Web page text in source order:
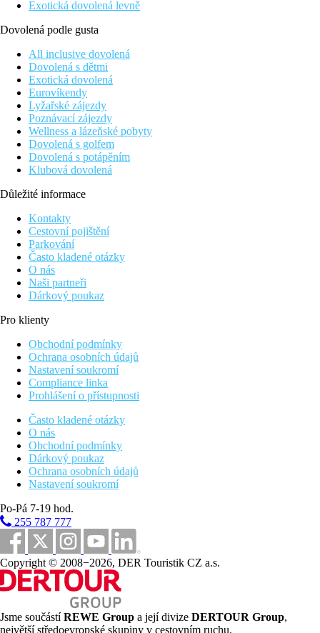
Exotická dovolená levně
Dovolená podle gusta
All inclusive dovolená
Dovolená s dětmi
Exotická dovolená
Eurovíkendy
Lyžařské zájezdy
Poznávací zájezdy
Wellness a lázeňské pobyty
Dovolená s golfem
Dovolená s potápěním
Klubová dovolená
Důležité informace
Kontakty
Cestovní pojištění
Parkování
Často kladené otázky
O nás
Naši partneři
Dárkový poukaz
Pro klienty
Obchodní podmínky
Ochrana osobních údajů
Nastavení soukromí
Compliance linka
Prohlášení o přístupnosti
Často kladené otázky
O nás
Obchodní podmínky
Dárkový poukaz
Ochrana osobních údajů
Nastavení soukromí
Po-Pá 7-19 hod.
255 787 777
Copyright © 2008−2026, DER Touristik CZ a.s.
Jsme součástíREWE Group a její divize DERTOUR Group,
největší středoevropské skupiny v cestovním ruchu.